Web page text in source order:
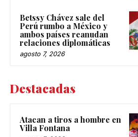
Betssy Chávez sale del
Perú rumbo a México y
ambos países reanudan
relaciones diplomáticas
agosto 7, 2026
Destacadas
Atacan a tiros a hombre en
Villa Fontana